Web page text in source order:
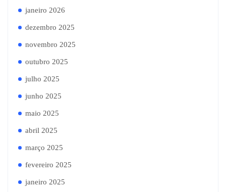
janeiro 2026
dezembro 2025
novembro 2025
outubro 2025
julho 2025
junho 2025
maio 2025
abril 2025
março 2025
fevereiro 2025
janeiro 2025